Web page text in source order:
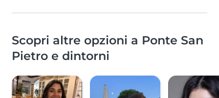
Scopri altre opzioni a Ponte San
Pietro e dintorni